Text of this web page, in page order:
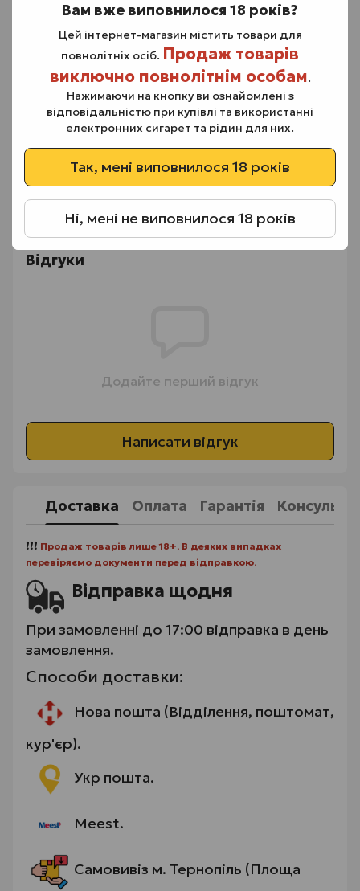
Вам вже виповнилося 18 років?
Цей інтернет-магазин містить товари для
повнолітніх осіб. Продаж товарів
виключно повнолітнім особам.
Нажимаючи на кнопку ви ознайомлені з
відповідальністю при купівлі та використанні
електронних сигарет та рідин для них.
Так, мені виповнилося 18 років
Ні, мені не виповнилося 18 років
протікання за фірмовим стандартом SSS. Усередині
встановлений випарник на сітці опором
обіцяє напіввільну затяжку та хорошу
смакопередачу.
Відгуки
Додайте перший відгук
Написати відгук
Доставка Оплата Гарантія
❗❗❗ Продаж товарів лише 18+. В деяких випадках
перевіряємо документи перед відправкою.
Відправка щодня
При замовленні до 17:00 відправка в день
замовлення.
Способи доставки:
Нова пошта (Відділення, поштомат,
кур'єр).
Укр пошта.
Meest.
Самовивіз м. Тернопіль (Площа